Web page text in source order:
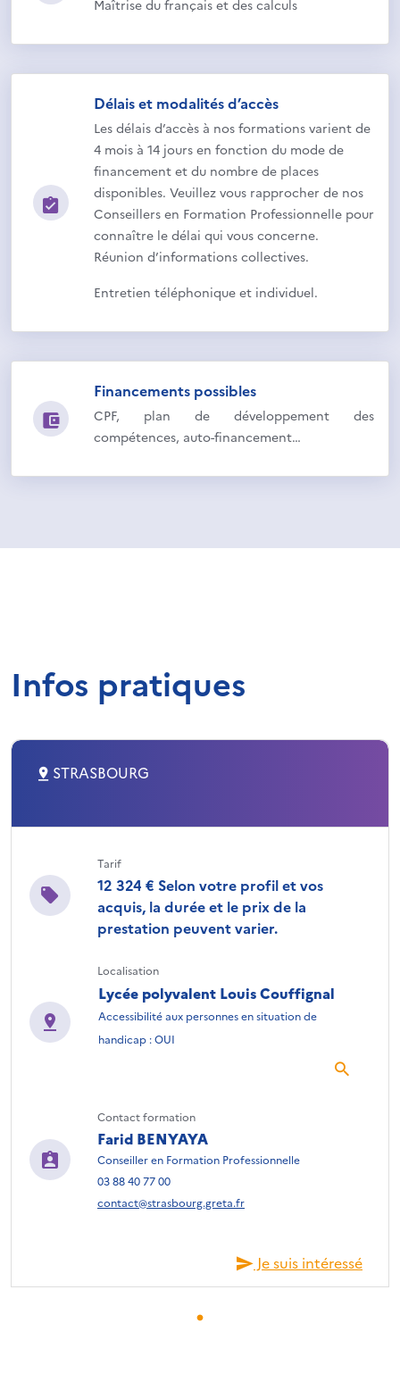
Maîtrise du français et des calculs
Délais et modalités d’accès
Les délais d’accès à nos formations varient de
4 mois à 14 jours en fonction du mode de
financement et du nombre de places
disponibles. Veuillez vous rapprocher de nos
Conseillers en Formation Professionnelle pour
connaître le délai qui vous concerne.
Réunion d’informations collectives.
Entretien téléphonique et individuel.
Financements possibles
CPF, plan de développement des
compétences, auto-financement…
Infos pratiques
STRASBOURG
Tarif
12 324 € Selon votre profil et vos
acquis, la durée et le prix de la
prestation peuvent varier.
Localisation
Lycée polyvalent Louis Couffignal
Accessibilité aux personnes en situation de
handicap : OUI
Contact formation
Farid BENYAYA
Conseiller en Formation Professionnelle
03 88 40 77 00
contact@strasbourg.greta.fr
Je suis intéressé